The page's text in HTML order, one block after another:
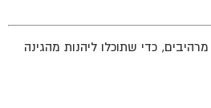
כדי שתוכלו ליהנות מהגינה